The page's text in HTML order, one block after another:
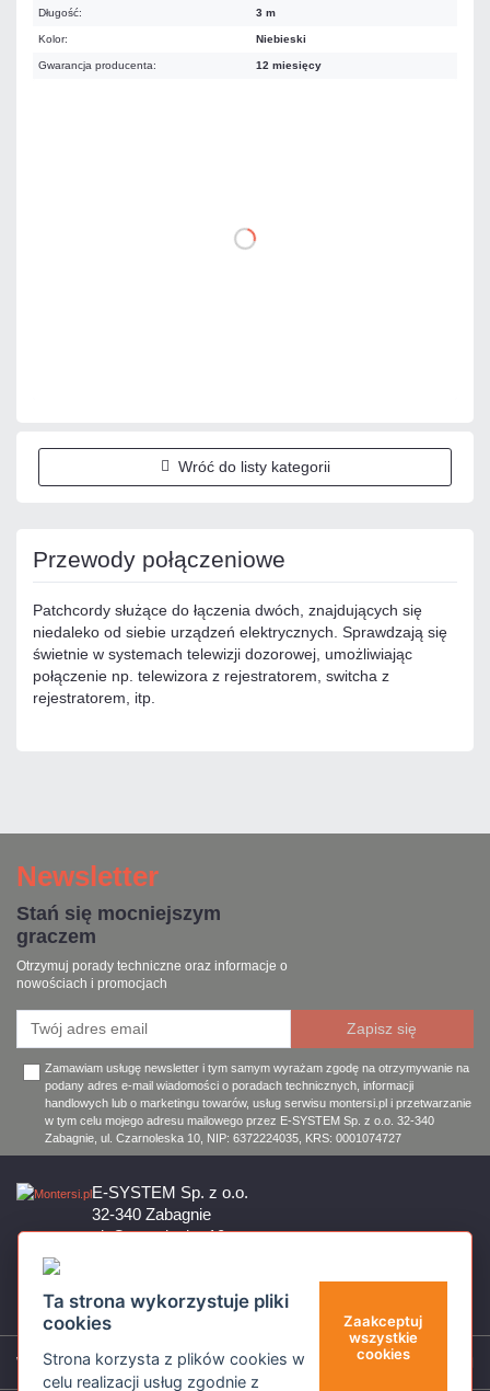
Długość: 3 m
Kolor: Niebieski
Gwarancja producenta: 12 miesięcy
DO KOSZYKA
Wróć do listy kategorii
Przewody połączeniowe
Patchcordy służące do łączenia dwóch, znajdujących się
niedaleko od siebie urządzeń elektrycznych. Sprawdzają się
świetnie w systemach telewizji dozorowej, umożliwiając
połączenie np. telewizora z rejestratorem, switcha z
rejestratorem, itp.
Newsletter
Stań się mocniejszym
graczem
Otrzymuj porady techniczne oraz informacje o
nowościach i promocjach
Zamawiam usługę newsletter i tym samym wyrażam zgodę na otrzymywanie na
podany adres e-mail wiadomości o poradach technicznych, informacji
handlowych lub o marketingu towarów, usług serwisu montersi.pl i przetwarzanie
w tym celu mojego adresu mailowego przez E-SYSTEM Sp. z o.o. 32-340
Zabagnie, ul. Czarnoleska 10, NIP: 6372224035, KRS: 0001074727
E-SYSTEM Sp. z o.o.
32-340 Zabagnie
ul. Czarnoleska 10
sklep@montersi.pl
Wsparcie
Ta strona wykorzystuje pliki
cookies
Strona korzysta z plików cookies w
celu realizacji usług zgodnie z
Zaakceptuj
wszystkie
cookies